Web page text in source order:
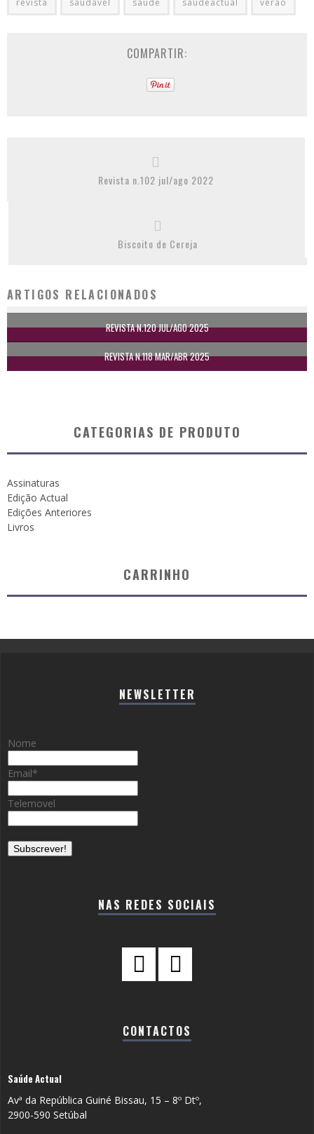
revista saudável saúde saudeactual verão
COMPARTIR:
Revista n.102 jul/ago 2022
Biscoito de Cereja
ARTIGOS RELACIONADOS
REVISTA N.120 JUL/AGO 2025
REVISTA N.118 MAR/ABR 2025
CATEGORIAS DE PRODUTO
Assinaturas
Edição Actual
Edições Anteriores
Livros
CARRINHO
NEWSLETTER
Nome
Email*
Telemovel
NAS REDES SOCIAIS
CONTACTOS
Saúde Actual
Avª da República Guiné Bissau, 15 – 8º Dtº,
2900-590 Setúbal